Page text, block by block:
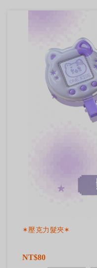
✶壓克力髮夾✶
NT$80